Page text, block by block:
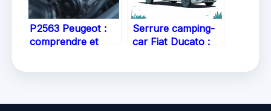
P2563 Peugeot :
comprendre et
Serrure camping-
car Fiat Ducato :